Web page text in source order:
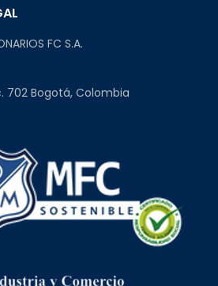
FC S.A.
702 Bogotá, Colombia